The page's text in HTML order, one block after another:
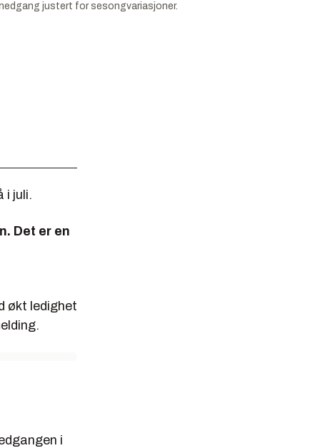
justert for sesongvariasjoner.
i juli.
Det er en
økt ledighet
i